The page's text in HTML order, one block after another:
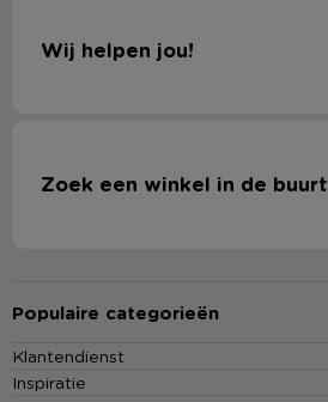
Wij helpen jou!
Zoek een winkel in de buurt
Populaire categorieën
Klantendienst
Inspiratie